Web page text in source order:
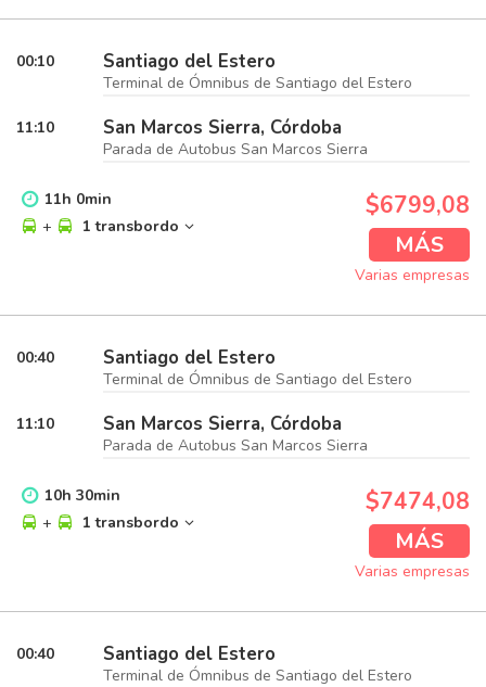
00:10 Santiago del Estero
Terminal de Ómnibus de Santiago del Estero
11:10 San Marcos Sierra, Córdoba
Parada de Autobus San Marcos Sierra
11h 0min
+
1 transbordo
$6799,08
MÁS
Varias empresas
00:40 Santiago del Estero
Terminal de Ómnibus de Santiago del Estero
11:10 San Marcos Sierra, Córdoba
Parada de Autobus San Marcos Sierra
10h 30min
+
1 transbordo
$7474,08
MÁS
Varias empresas
00:40 Santiago del Estero
Terminal de Ómnibus de Santiago del Estero